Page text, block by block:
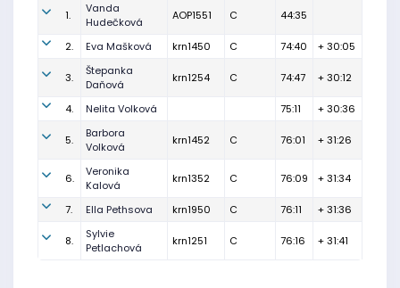
1.
Vanda
Hudečková
AOP1551 C 44:35
2. Eva Mašková krn1450 C 74:40 + 30:05
3.
Štepanka
Daňová
krn1254 C 74:47 + 30:12
4. Nelita Volková 75:11 + 30:36
5.
Barbora
Volková
krn1452 C 76:01 + 31:26
6.
Veronika
Kalová
krn1352 C 76:09 + 31:34
7. Ella Pethsova krn1950 C 76:11 + 31:36
8.
Sylvie
Petlachová
krn1251 C 76:16 + 31:41